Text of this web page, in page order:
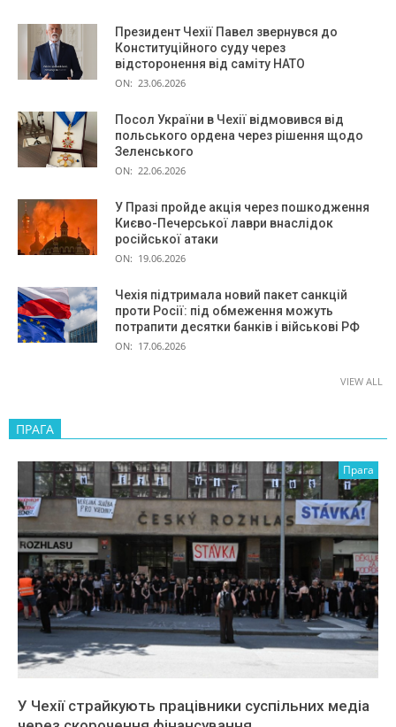
Президент Чехії Павел звернувся до
Конституційного суду через
відсторонення від саміту НАТО
ON: 23.06.2026
Посол України в Чехії відмовився від
польського ордена через рішення щодо
Зеленського
ON: 22.06.2026
У Празі пройде акція через пошкодження
Києво-Печерської лаври внаслідок
російської атаки
ON: 19.06.2026
Чехія підтримала новий пакет санкцій
проти Росії: під обмеження можуть
потрапити десятки банків і військові РФ
ON: 17.06.2026
VIEW ALL
ПРАГА
Прага
У Чехії страйкують працівники суспільних медіа